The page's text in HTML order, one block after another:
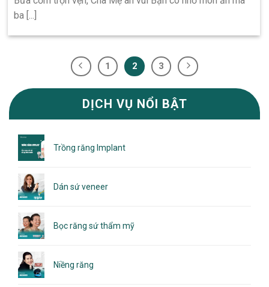
ba [...]
1 2 3
DỊCH VỤ NỔI BẬT
Trồng răng Implant
Dán sứ veneer
Bọc răng sứ thẩm mỹ
Niềng răng